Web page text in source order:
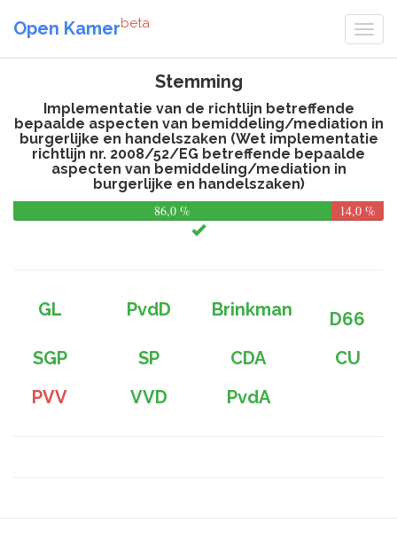
Open Kamerbeta
Stemming
Implementatie van de richtlijn betreffende
bepaalde aspecten van bemiddeling/mediation in
burgerlijke en handelszaken (Wet implementatie
richtlijn nr. 2008/52/EG betreffende bepaalde
aspecten van bemiddeling/mediation in
burgerlijke en handelszaken)
86,0 %
14,0 %
GL PvdD Brinkman
D66
SGP
SP CDA
CU
PVV
VVD PvdA